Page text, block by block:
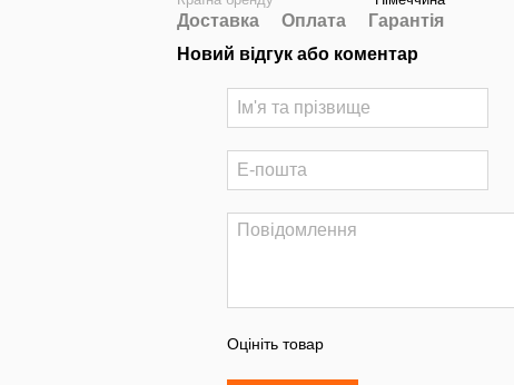
Доставка Оплата
Гарантія
Новий відгук або коментар
Оцініть товар